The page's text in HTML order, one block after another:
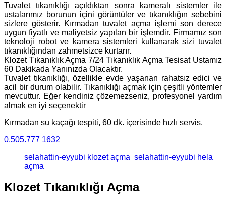
Tuvalet tıkanıklığı açıldıktan sonra kameralı sistemler ile
ustalarımız borunun içini görüntüler ve tıkanıklığın sebebini
sizlere gösterir. Kırmadan tuvalet açma işlemi son derece
uygun fiyatlı ve maliyetsiz yapılan bir işlemdir. Firmamız son
teknoloji robot ve kamera sistemleri kullanarak sizi tuvalet
tıkanıklığından zahmetsizce kurtarır.
Klozet Tıkanıklık Açma 7/24 Tıkanıklık Açma Tesisat Ustamız
60 Dakikada Yanınızda Olacaktır.
Tuvalet tıkanıklığı, özellikle evde yaşanan rahatsız edici ve
acil bir durum olabilir. Tıkanıklığı açmak için çeşitli yöntemler
mevcuttur. Eğer kendiniz çözemezseniz, profesyonel yardım
almak en iyi seçenektir
Kırmadan su kaçağı tespiti, 60 dk. içerisinde hızlı servis.
0.505.777 1632
selahattin-eyyubi klozet açma selahattin-eyyubi hela
açma
Klozet Tıkanıklığı Açma